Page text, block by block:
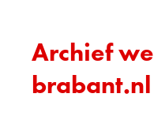
Archief
brabant.nl